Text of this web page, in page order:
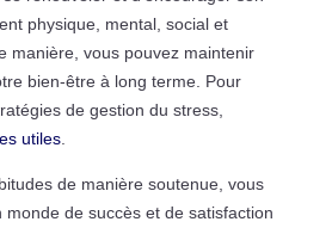
physique, mental, social et
manière, vous pouvez maintenir
bien-être à long terme. Pour
de gestion du stress,
utiles.
de manière soutenue, vous
de succès et de satisfaction